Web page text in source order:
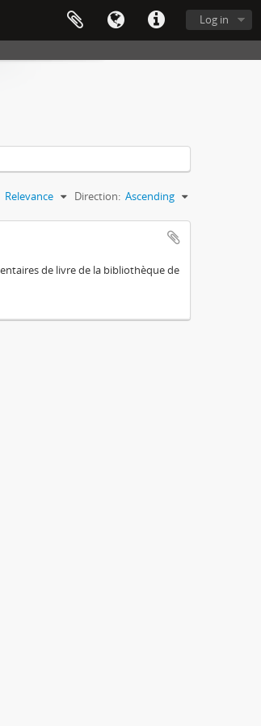
Log in
Relevance Direction: Ascending
de livre de la bibliothèque de